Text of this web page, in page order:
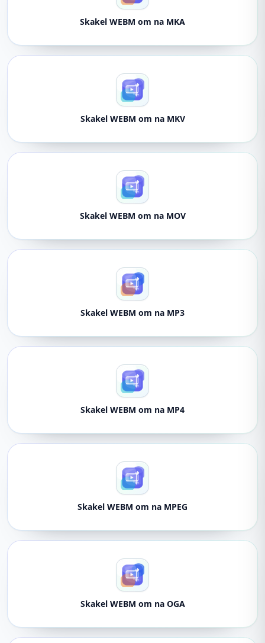
Skakel WEBM om na MKA
Skakel WEBM om na MKV
Skakel WEBM om na MOV
Skakel WEBM om na MP3
Skakel WEBM om na MP4
Skakel WEBM om na MPEG
Skakel WEBM om na OGA